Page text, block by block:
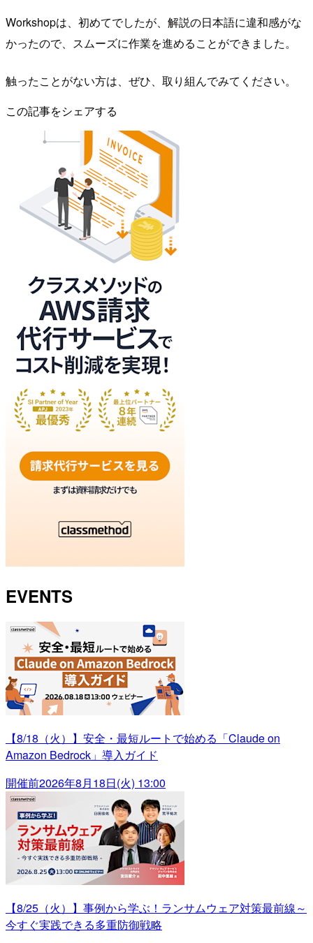
Workshopは、初めてでしたが、解説の日本語に違和感がな
かったので、スムーズに作業を進めることができました。
触ったことがない方は、ぜひ、取り組んでみてください。
この記事をシェアする
EVENTS
【8/18（火）】安全・最短ルートで始める「Claude on
Amazon Bedrock」導入ガイド
開催前2026年8月18日(火) 13:00
【8/25（火）】事例から学ぶ！ランサムウェア対策最前線～
今すぐ実践できる多重防御戦略